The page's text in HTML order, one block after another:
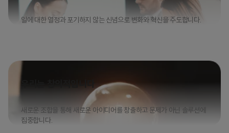
일에 대한 열정과 포기하지 않는 신념으로 변화와 혁신을 주도합니다.
우리는 창의적입니다
새로운 조합을 통해 새로운 아이디어를 창출하고 문제가 아닌 솔루션에
집중합니다.